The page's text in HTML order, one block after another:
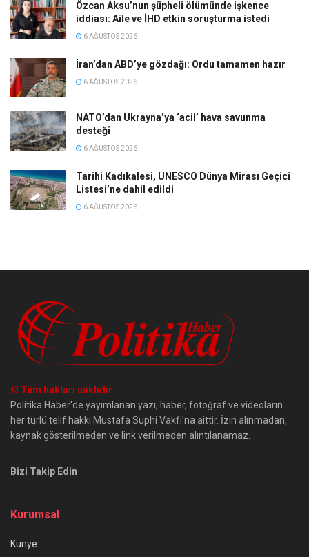
Özcan Aksu’nun şüpheli ölümünde işkence
iddiası: Aile ve İHD etkin soruşturma istedi
6 AĞUSTOS 2026
İran’dan ABD’ye gözdağı: Ordu tamamen hazır
6 AĞUSTOS 2026
NATO’dan Ukrayna’ya ‘acil’ hava savunma
desteği
6 AĞUSTOS 2026
Tarihi Kadıkalesi, UNESCO Dünya Mirası Geçici
Listesi’ne dahil edildi
6 AĞUSTOS 2026
© Tüm hakları saklıdır
Politika Haber'de yayımlanan yazı, haber, fotoğraf ve videoların
her türlü telif hakkı Mustafa Suphi Vakfı'na aittir. İzin alınmadan,
kaynak gösterilmeden ve link verilmeden alıntılanamaz.
Bizi Takip Edin
Kurumsal
Künye